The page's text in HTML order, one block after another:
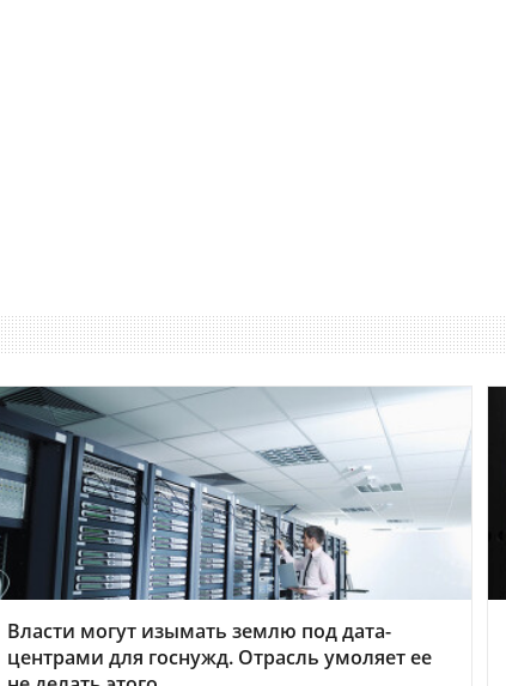
Власти могут изымать землю под дата-
центрами для госнужд. Отрасль умоляет ее